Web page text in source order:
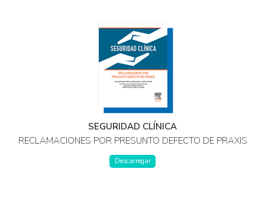
SEGURIDAD CLÍNICA
RECLAMACIONES POR PRESUNTO DEFECTO DE PRAXIS
Descarregar